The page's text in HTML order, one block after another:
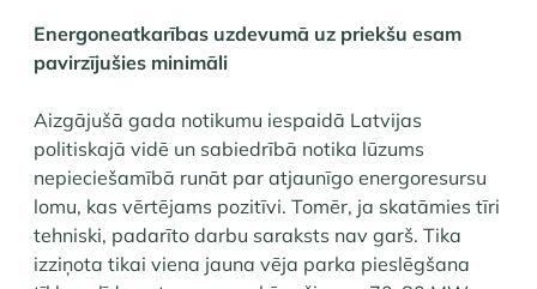
Energoneatkarības uzdevumā uz priekšu esam
pavirzījušies minimāli
Aizgājušā gada notikumu iespaidā Latvijas
politiskajā vidē un sabiedrībā notika lūzums
nepieciešamībā runāt par atjaunīgo energoresursu
lomu, kas vērtējams pozitīvi. Tomēr, ja skatāmies tīri
tehniski, padarīto darbu saraksts nav garš. Tika
izziņota tikai viena jauna vēja parka pieslēgšana